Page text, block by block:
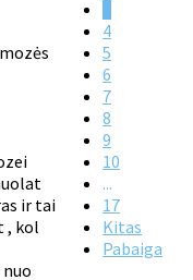
4
5
6
7
8
9
10
...
17
Kitas
Pabaiga
ir tai
, kol